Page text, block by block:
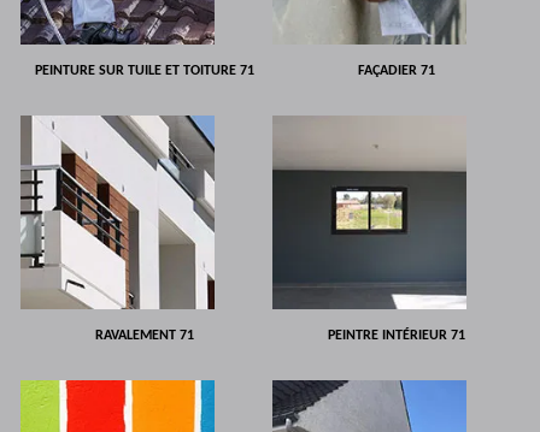
PEINTURE SUR TUILE ET TOITURE 71 FAÇADIER 71
RAVALEMENT 71 PEINTRE INTÉRIEUR 71